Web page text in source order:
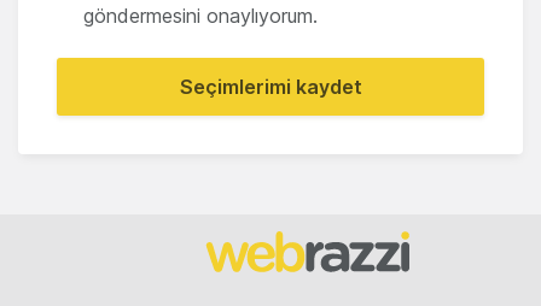
göndermesini onaylıyorum.
Seçimlerimi kaydet